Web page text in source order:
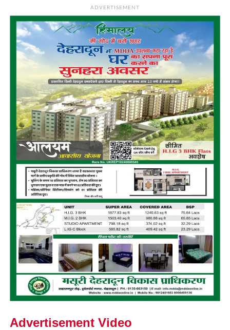
ADVERTISEMENT
Advertisement Video